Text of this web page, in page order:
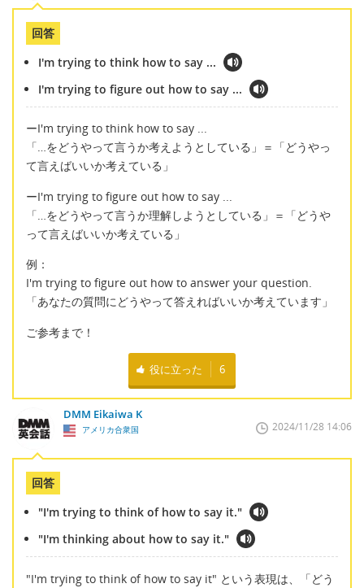
回答
I'm trying to think how to say ...
I'm trying to figure out how to say ...
ーI'm trying to think how to say ...
「…をどうやって言うか考えようとしている」＝「どうやっ
て言えばいいか考えている」
ーI'm trying to figure out how to say ...
「…をどうやって言うか理解しようとしている」＝「どうや
って言えばいいか考えている」
例：
I'm trying to figure out how to answer your question.
「あなたの質問にどうやって答えればいいか考えています」
ご参考まで！
役に立った 6
DMM Eikaiwa K
アメリカ合衆国 2024/11/28 14:06
回答
"I'm trying to think of how to say it."
"I'm thinking about how to say it."
"I'm trying to think of how to say it" という表現は、「どう